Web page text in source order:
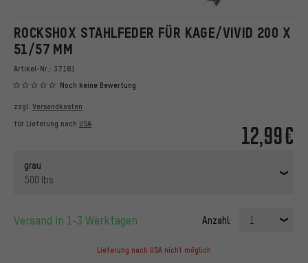
ROCKSHOX STAHLFEDER FÜR KAGE/VIVID 200 X
51/57 MM
Artikel-Nr.: 37181
Noch keine Bewertung
12,99€
zzgl. Versandkosten
für Lieferung nach USA
grau
500 lbs
Versand in 1-3 Werktagen Anzahl: 1
Lieferung nach USA nicht möglich